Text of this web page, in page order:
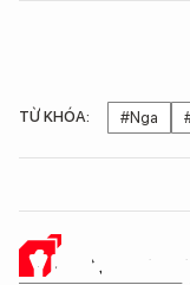
TỪ KHÓA: #Nga
Ý KIẾN CỦA